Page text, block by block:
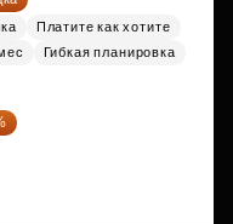
Платите как хотите
Гибкая планировка